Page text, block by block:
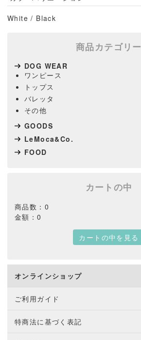
White / Black
商品カテゴリー
DOG WEAR
ワンピース
トップス
バレッタ
その他
GOODS
LeMoca&Co.
FOOD
カートの中
商品数：0
金額：0
カートの中を見る
オンラインショップ
ご利用ガイド
特商法に基づく表記